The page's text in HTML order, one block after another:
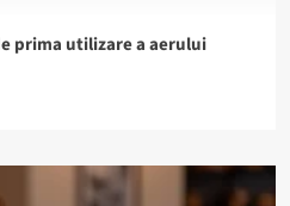
prima utilizare a aerului